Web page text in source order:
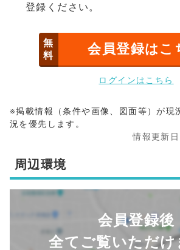
登録ください。
無
料
会員登録はこ
ログインはこちら
※掲載情報（条件や画像、図面等）が現
況を優先します。
情報更新
周辺環境
会員登録後
全てご覧いただけ